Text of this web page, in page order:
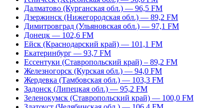
Далматово (Курганская обл.) — 96,5 FM
Дзержинск (Нижегородская обл.) — 89,2 FM
Димитровград (Ульяновская обл.) — 97,1 FM
Донецк — 102,6 FM
Ейск (Краснодарский край) — 101,1 FM
Екатеринбург — 93,7 FM
Ессентуки (Ставропольский край) – 89,2 FM
Железногорск (Курская обл.) — 94,0 FM
Жердевка (Тамбовская обл.) — 103,3 FM
Задонск (Липецкая обл.) — 95,2 FM
Зеленокумск (Ставропольский край) — 100,0 FM